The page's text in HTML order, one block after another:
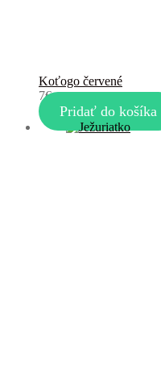
Koťogo červené
7€
Pridať do košíka